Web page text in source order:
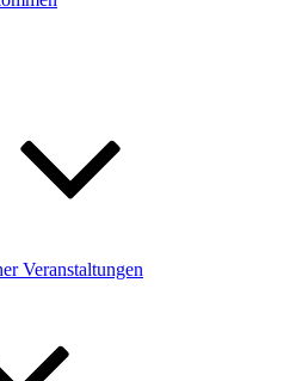
Veranstaltungen